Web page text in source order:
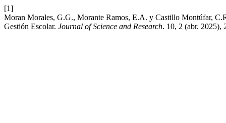
[1]
Moran Morales, G.G., Morante Ramos, E.A. y Castillo Montúfar,
Gestión Escolar. Journal of Science and Research. 10, 2 (abr. 2025),